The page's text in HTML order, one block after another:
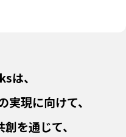
は、
現に向けて、
を通じて、